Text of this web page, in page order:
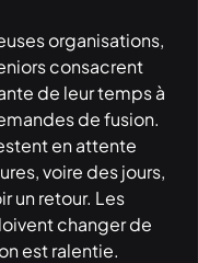
organisations,
consacrent
de leur temps à
de fusion.
en attente
voire des jours,
un retour. Les
changer de
est ralentie.